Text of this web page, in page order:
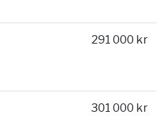
291 000 kr
301 000 kr